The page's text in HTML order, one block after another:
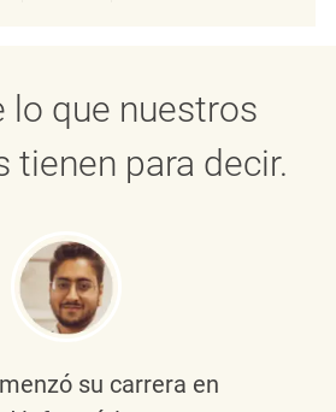
lo que nuestros
tienen para decir.
su carrera en